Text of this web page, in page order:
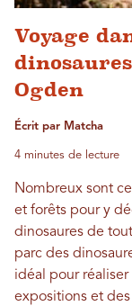
Voyage
Ogden
Écrit par Matcha
4 minutes de lecture
Nombreux sont
et forêts pour y
dinosaures de
parc des
idéal pour
expositions et